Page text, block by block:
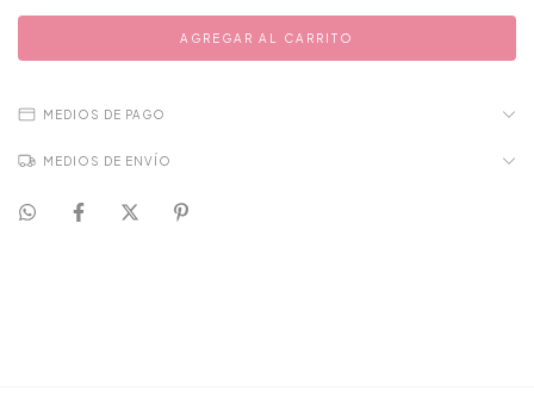
MEDIOS DE PAGO
MEDIOS DE ENVÍO